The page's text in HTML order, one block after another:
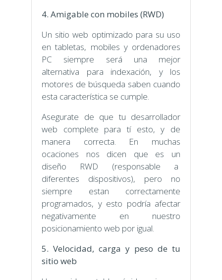
4. Amigable con mobiles (RWD)
Un sitio web optimizado para su uso
en tabletas, mobiles y ordenadores
PC siempre será una mejor
alternativa para indexación, y los
motores de búsqueda saben cuando
esta característica se cumple.
Asegurate de que tu desarrollador
web complete para tí esto, y de
manera correcta. En muchas
ocaciones nos dicen que es un
diseño RWD (responsable a
diferentes dispositivos), pero no
siempre estan correctamente
programados, y esto podría afectar
negativamente en nuestro
posicionamiento web por igual.
5. Velocidad, carga y peso de tu
sitio web